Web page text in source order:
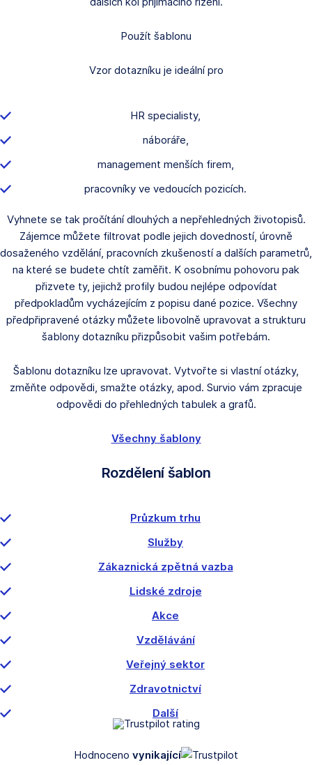
Použít šablonu
Vzor dotazníku je ideální pro
HR specialisty,
náboráře,
management menších firem,
pracovníky ve vedoucích pozicích.
Vyhnete se tak pročítání dlouhých a nepřehledných životopisů.
Zájemce můžete filtrovat podle jejich dovedností, úrovně
dosaženého vzdělání, pracovních zkušeností a dalších parametrů,
na které se budete chtít zaměřit. K osobnímu pohovoru pak
přizvete ty, jejichž profily budou nejlépe odpovídat
předpokladům vycházejícím z popisu dané pozice. Všechny
předpřipravené otázky můžete libovolně upravovat a strukturu
šablony dotazníku přizpůsobit vašim potřebám.
Šablonu dotazníku lze upravovat. Vytvořte si vlastní otázky,
změňte odpovědi, smažte otázky, apod. Survio vám zpracuje
odpovědi do přehledných tabulek a grafů.
Všechny šablony
Rozdělení šablon
Průzkum trhu
Služby
Zákaznická zpětná vazba
Lidské zdroje
Akce
Vzdělávání
Veřejný sektor
Zdravotnictví
Další
Hodnoceno vynikající